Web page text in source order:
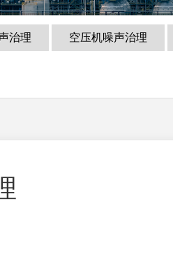
治理 空压机噪声治理